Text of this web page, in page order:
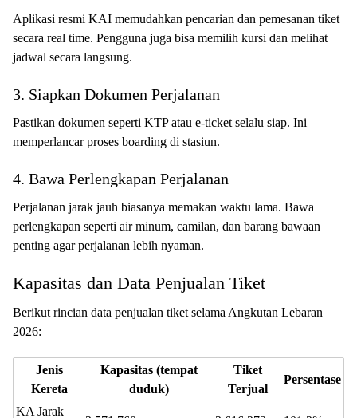
Aplikasi resmi KAI memudahkan pencarian dan pemesanan tiket
secara real time. Pengguna juga bisa memilih kursi dan melihat
jadwal secara langsung.
3. Siapkan Dokumen Perjalanan
Pastikan dokumen seperti KTP atau e-ticket selalu siap. Ini
memperlancar proses boarding di stasiun.
4. Bawa Perlengkapan Perjalanan
Perjalanan jarak jauh biasanya memakan waktu lama. Bawa
perlengkapan seperti air minum, camilan, dan barang bawaan
penting agar perjalanan lebih nyaman.
Kapasitas dan Data Penjualan Tiket
Berikut rincian data penjualan tiket selama Angkutan Lebaran
2026:
Jenis
Kereta
Kapasitas (tempat
duduk)
Tiket
Terjual
Persentase
KA Jarak